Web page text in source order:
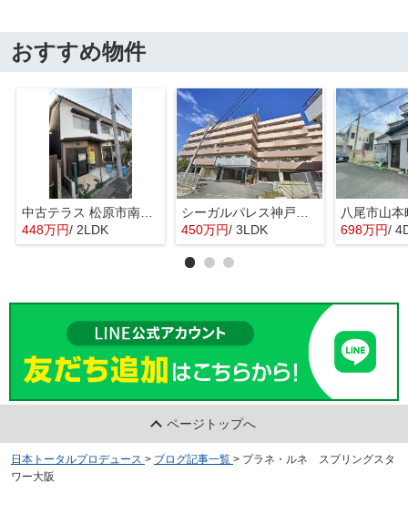
おすすめ物件
中古テラス 松原市南新町1
448万円/ 2LDK
450万円/ 3LDK 698万円/
ページトップへ
日本トータルプロデュース > ブログ記事一覧 > プラネ・ルネ スプリングスタ
ワー大阪